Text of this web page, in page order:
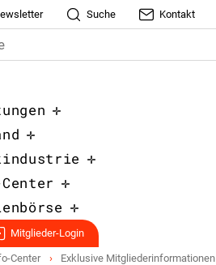
Suche Kontakt
Mitglieder-Login
Center Exklusive